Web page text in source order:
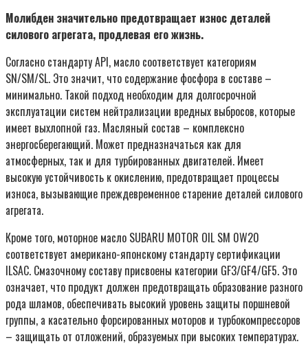
Молибден значительно предотвращает износ деталей
силового агрегата, продлевая его жизнь.
Согласно стандарту API, масло соответствует категориям
SN/SM/SL. Это значит, что содержание фосфора в составе –
минимально. Такой подход необходим для долгосрочной
эксплуатации систем нейтрализации вредных выбросов, которые
имеет выхлопной газ. Масляный состав – комплексно
энергосберегающий. Может предназначаться как для
атмосферных, так и для турбированных двигателей. Имеет
высокую устойчивость к окислению, предотвращает процессы
износа, вызывающие преждевременное старение деталей силового
агрегата.
Кроме того, моторное масло SUBARU MOTOR OIL SM 0W20
соответствует американо-японскому стандарту сертификации
ILSAC. Смазочному составу присвоены категории GF3/GF4/GF5. Это
означает, что продукт должен предотвращать образование разного
рода шламов, обеспечивать высокий уровень защиты поршневой
группы, а касательно форсированных моторов и турбокомпрессоров
– защищать от отложений, образуемых при высоких температурах.